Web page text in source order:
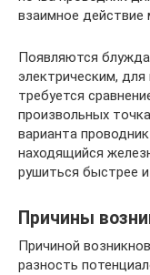
взаимное
Появляются
электрическим,
требуется
произвольных
варианта
находящийся
рушиться быстрее
Причины
Причиной
разность